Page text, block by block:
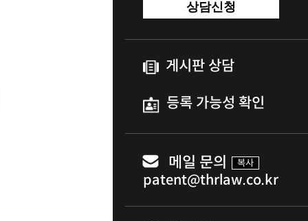
상담신청
게시판 상담
등록 가능성 확인
메일 문의 복사